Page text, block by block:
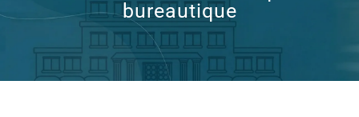
bureautique